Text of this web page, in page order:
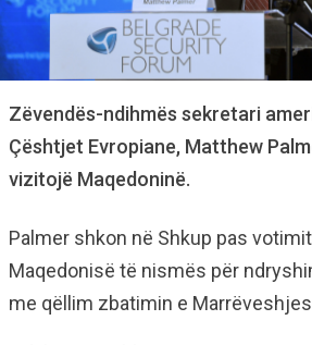
Zëvendës-ndihmës sekretari
Çështjet Evropiane, Matthew
vizitojë Maqedoninë.
Palmer shkon në Shkup pas
Maqedonisë të nismës për
me qëllim zbatimin e